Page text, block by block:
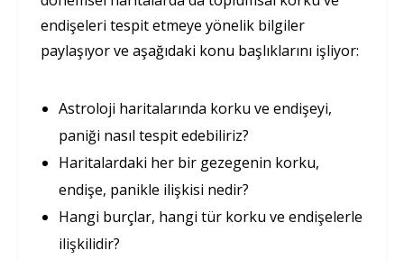
endişeleri tespit etmeye yönelik bilgiler
paylaşıyor ve aşağıdaki konu başlıklarını işliyor:
Astroloji haritalarında korku ve endişeyi,
paniği nasıl tespit edebiliriz?
Haritalardaki her bir gezegenin korku,
endişe, panikle ilişkisi nedir?
Hangi burçlar, hangi tür korku ve endişelerle
ilişkilidir?